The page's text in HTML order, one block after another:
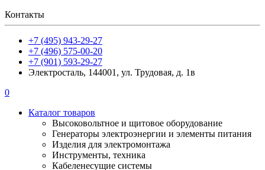
Контакты
+7 (495) 943-29-27
+7 (496) 575-00-20
+7 (901) 593-29-27
Электросталь, 144001, ул. Трудовая, д. 1в
0
Каталог товаров
Высоковольтное и щитовое оборудование
Генераторы электроэнергии и элементы питания
Изделия для электромонтажа
Инструменты, техника
Кабеленесущие системы